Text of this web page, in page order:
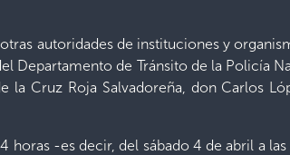
autoridades de instituciones y
Departamento de Tránsito de la
la Cruz Roja Salvadoreña, don Carlos
horas -es decir, del sábado 4 de abril a